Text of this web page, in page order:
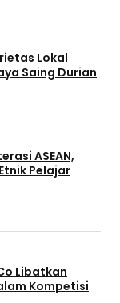
Lokal
Saing Durian
ASEAN,
Pelajar
Libatkan
Kompetisi